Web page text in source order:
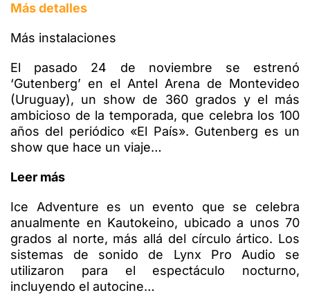
Más detalles
Más instalaciones
El pasado 24 de noviembre se estrenó
‘Gutenberg’ en el Antel Arena de Montevideo
(Uruguay), un show de 360 grados y el más
ambicioso de la temporada, que celebra los 100
años del periódico «El País». Gutenberg es un
show que hace un viaje…
Leer más
Ice Adventure es un evento que se celebra
anualmente en Kautokeino, ubicado a unos 70
grados al norte, más allá del círculo ártico. Los
sistemas de sonido de Lynx Pro Audio se
utilizaron para el espectáculo nocturno,
incluyendo el autocine…